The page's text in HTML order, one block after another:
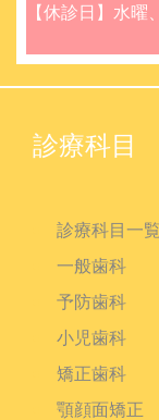
【休診日】水
診療科目
診療科目一覧
一般歯科
予防歯科
小児歯科
矯正歯科
顎顔面矯正